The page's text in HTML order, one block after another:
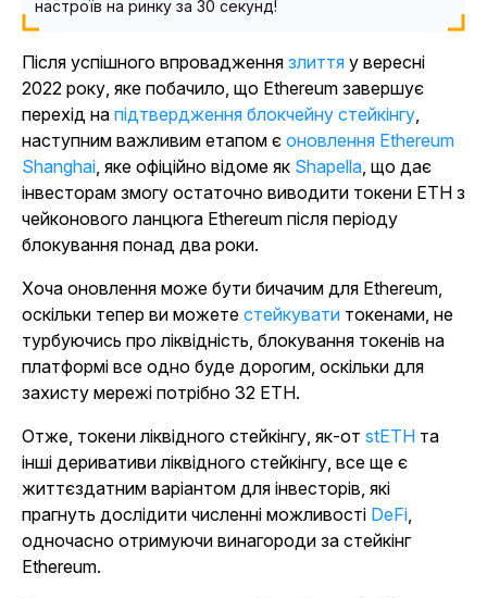
настроїв на ринку за 30 секунд!
Після успішного впровадження злиття у вересні
2022 року, яке побачило, що Ethereum завершує
перехід на підтвердження блокчейну стейкінгу,
наступним важливим етапом є оновлення Ethereum
Shanghai, яке офіційно відоме як Shapella, що дає
інвесторам змогу остаточно виводити токени ETH з
чейконового ланцюга Ethereum після періоду
блокування понад два роки.
Хоча оновлення може бути бичачим для Ethereum,
оскільки тепер ви можете стейкувати токенами, не
турбуючись про ліквідність, блокування токенів на
платформі все одно буде дорогим, оскільки для
захисту мережі потрібно 32 ETH.
Отже, токени ліквідного стейкінгу, як-от stETH та
інші деривативи ліквідного стейкінгу, все ще є
життєздатним варіантом для інвесторів, які
прагнуть дослідити численні можливості DeFi,
одночасно отримуючи винагороди за стейкінг
Ethereum.